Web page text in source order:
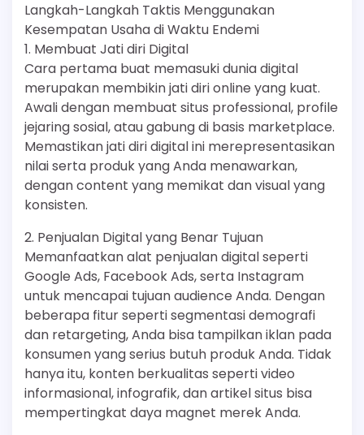
Langkah-Langkah Taktis Menggunakan
Kesempatan Usaha di Waktu Endemi
1. Membuat Jati diri Digital
Cara pertama buat memasuki dunia digital
merupakan membikin jati diri online yang kuat.
Awali dengan membuat situs professional, profile
jejaring sosial, atau gabung di basis marketplace.
Memastikan jati diri digital ini merepresentasikan
nilai serta produk yang Anda menawarkan,
dengan content yang memikat dan visual yang
konsisten.
2. Penjualan Digital yang Benar Tujuan
Memanfaatkan alat penjualan digital seperti
Google Ads, Facebook Ads, serta Instagram
untuk mencapai tujuan audience Anda. Dengan
beberapa fitur seperti segmentasi demografi
dan retargeting, Anda bisa tampilkan iklan pada
konsumen yang serius butuh produk Anda. Tidak
hanya itu, konten berkualitas seperti video
informasional, infografik, dan artikel situs bisa
mempertingkat daya magnet merek Anda.